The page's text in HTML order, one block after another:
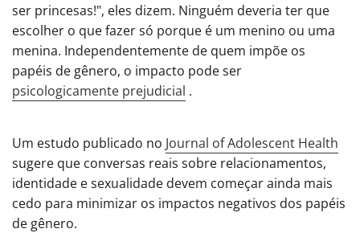
ser princesas!", eles dizem. Ninguém deveria ter que
escolher o que fazer só porque é um menino ou uma
menina. Independentemente de quem impõe os
papéis de gênero, o impacto pode ser
psicologicamente prejudicial .
Um estudo publicado no Journal of Adolescent Health
sugere que conversas reais sobre relacionamentos,
identidade e sexualidade devem começar ainda mais
cedo para minimizar os impactos negativos dos papéis
de gênero.